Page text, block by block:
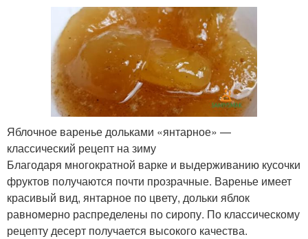
Яблочное варенье дольками «янтарное» —
классический рецепт на зиму
Благодаря многократной варке и выдерживанию кусочки
фруктов получаются почти прозрачные. Варенье имеет
красивый вид, янтарное по цвету, дольки яблок
равномерно распределены по сиропу. По классическому
рецепту десерт получается высокого качества.